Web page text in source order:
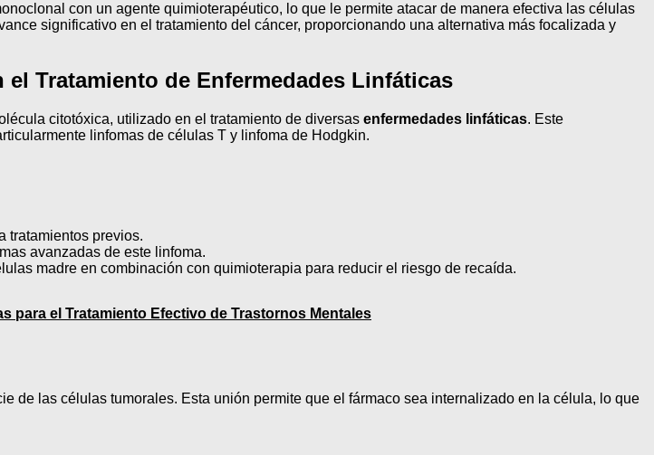
con un agente quimioterapéutico, lo que le permite atacar de manera efectiva las células
significativo en el tratamiento del cáncer, proporcionando una alternativa más focalizada y
Tratamiento de Enfermedades Linfáticas
citotóxica, utilizado en el tratamiento de diversas enfermedades linfáticas. Este
linfomas de células T y linfoma de Hodgkin.
tratamientos previos.
avanzadas de este linfoma.
madre en combinación con quimioterapia para reducir el riesgo de recaída.
para el Tratamiento Efectivo de Trastornos Mentales
de las células tumorales. Esta unión permite que el fármaco sea internalizado en la célula, lo que